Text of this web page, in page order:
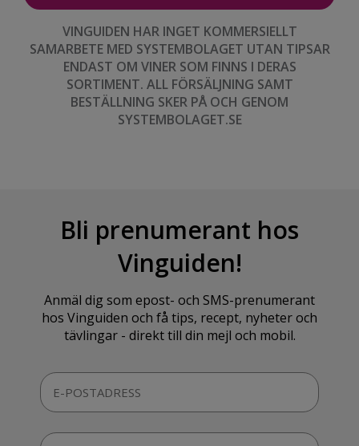
VINGUIDEN HAR INGET KOMMERSIELLT
SAMARBETE MED SYSTEMBOLAGET UTAN TIPSAR
ENDAST OM VINER SOM FINNS I DERAS
SORTIMENT. ALL FÖRSÄLJNING SAMT
BESTÄLLNING SKER PÅ OCH GENOM
SYSTEMBOLAGET.SE
Bli prenumerant hos
Vinguiden!
Anmäl dig som epost- och SMS-prenumerant
hos Vinguiden och få tips, recept, nyheter och
tävlingar - direkt till din mejl och mobil.